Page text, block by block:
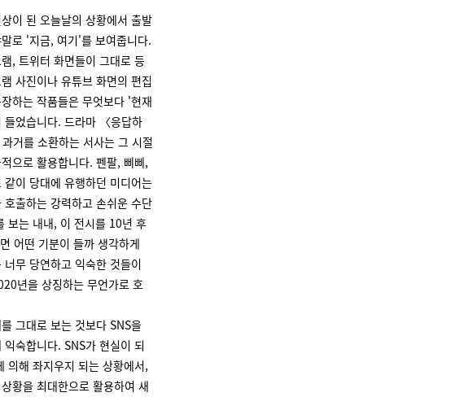
이 된 오늘날의 상황에서 출발
로 '지금, 여기'를 보여줍니다.
, 트위터 화면들이 그대로 등
사진이나 유튜브 화면의 편집
하는 작품들은 무엇보다 '현재
들었습니다. 드라마 〈응답하
거를 소환하는 서사는 그 시절
으로 활용합니다. 펜팔, 삐삐,
같이 당대에 유행하던 미디어는
호출하는 강력하고 손쉬운 수단
보는 내내, 이 전시를 10년 후
어떤 기분이 들까 생각하게
무 당연하고 익숙한 것들이
년을 상징하는 무언가로 호
그대로 보는 것보다 SNS을
숙합니다. SNS가 현실이 되
의해 좌지우지 되는 상황에서,
황을 최대한으로 활용하여 새